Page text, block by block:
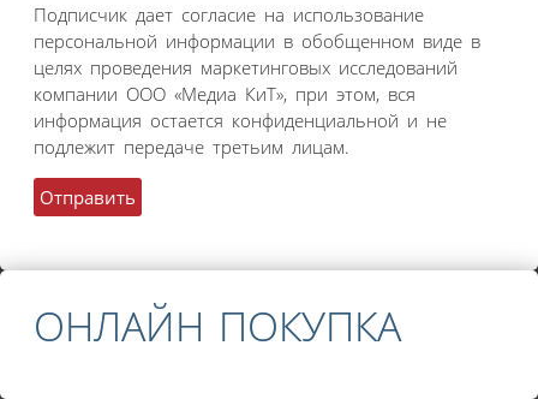
Подписчик дает согласие на использование
персональной информации в обобщенном виде в
целях проведения маркетинговых исследований
компании ООО «Медиа КиТ», при этом, вся
информация остается конфиденциальной и не
подлежит передаче третьим лицам.
ОНЛАЙН ПОКУПКА